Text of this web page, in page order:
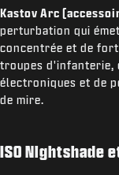
Kastov Arc
perturbation qui
concentrée et de
troupes d'infanterie,
électroniques et de
de mire.
ISO Nightshade